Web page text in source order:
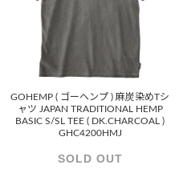
GOHEMP ( ゴーヘンプ ) 麻炭染めTシ
ャツ JAPAN TRADITIONAL HEMP
BASIC S/SL TEE ( DK.CHARCOAL )
GHC4200HMJ
SOLD OUT